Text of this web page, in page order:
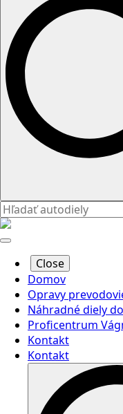
Close
Domov
Opravy
Náhradné diely
Proficentrum
Kontakt
Kontakt